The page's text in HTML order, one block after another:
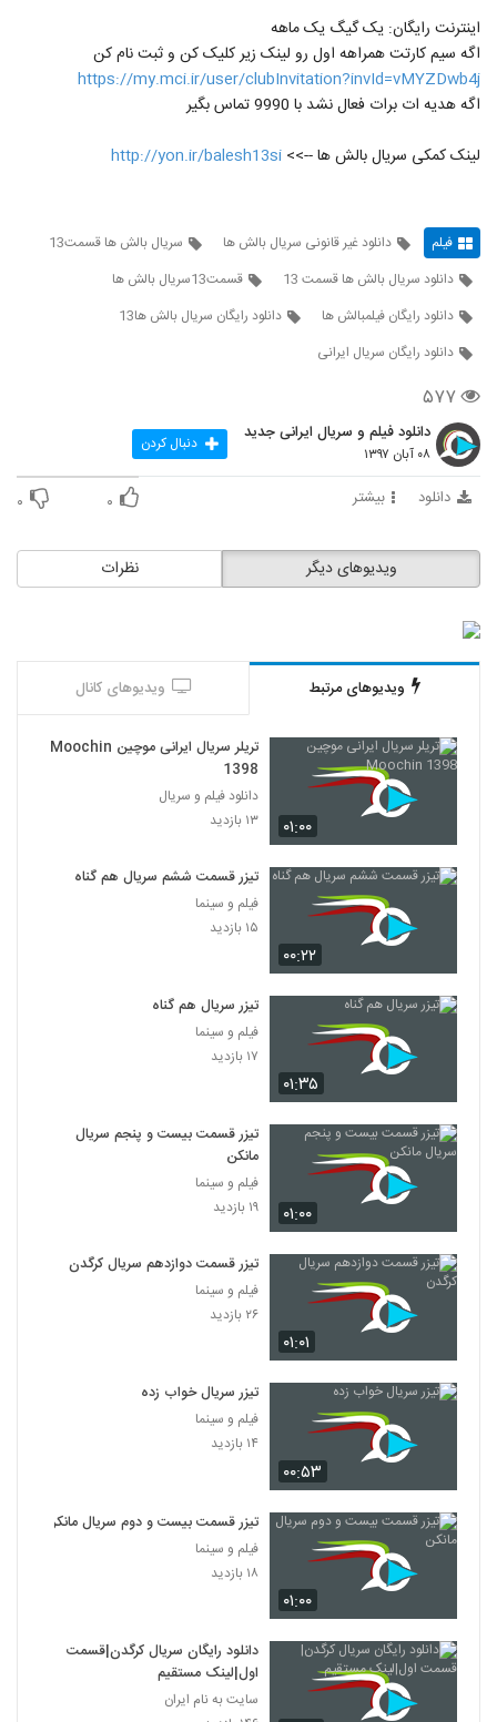
اینترنت رایگان: یک گیگ یک ماهه
اگه سیم کارتت همراهه اول رو لینک زیر کلیک کن و ثبت نام کن
https://my.mci.ir/user/clubInvitation?invId=vMYZDwb4j
اگه هدیه ات برات فعال نشد با 9990 تماس بگیر
لینک کمکی سریال بالش ها -->> http://yon.ir/balesh13si
فیلم دانلود غیر قانونی سریال بالش ها
سريال بالش ها قسمت13
دانلود سریال بالش ها قسمت 13
قسمت13سریال بالش ها
دانلود رایگان فیلمبالش ها
دانلود رایگان سریال بالش ها13
دانلود رایگان سریال ایرانی
۵۷۷
دانلود فیلم و سریال ایرانی جدید
۰۸ آبان ۱۳۹۷ دنبال کردن
دانلود بیشتر ۰ ۰
نظرات ویدیوهای دیگر
ویدیوهای مرتبط ویدیوهای کانال
۰۱:۰۰
تریلر سریال ایرانی موچین Moochin
1398
دانلود فیلم و سریال
۱۳ بازدید
۰۰:۲۲
تیزر قسمت ششم سریال هم گناه
فیلم و سینما
۱۵ بازدید
۰۱:۳۵
تیزر سریال هم گناه
فیلم و سینما
۱۷ بازدید
۰۱:۰۰
تیزر قسمت بیست و پنجم سریال
مانکن
فیلم و سینما
۱۹ بازدید
۰۱:۰۱
تیزر قسمت دوازدهم سریال کرگدن
فیلم و سینما
۲۶ بازدید
۰۰:۵۳
تیزر سریال خواب زده
فیلم و سینما
۱۴ بازدید
۰۱:۰۰
تیزر قسمت بیست و دوم سریال مانکن
فیلم و سینما
۱۸ بازدید
دانلود رایگان سریال کرگدن|قسمت
اول|لینک مستقیم
سایت به نام ایران